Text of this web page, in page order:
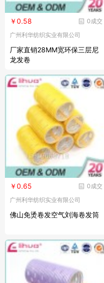
0成交
￥0.58
广州利华纺织实业有限公司
厂家直销28MM宽环保三层尼
龙发卷
0成交
￥0.65
广州利华纺织实业有限公司
佛山免烫卷发空气刘海卷发筒